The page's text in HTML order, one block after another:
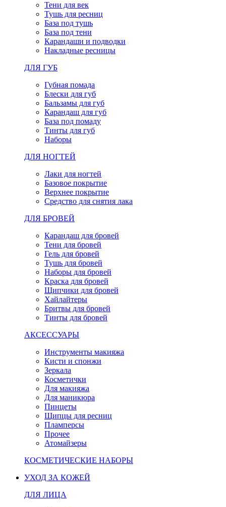
Тени для век
Тушь для ресниц
База под тушь
База под тени
Карандаши и подводки
Накладные ресницы
ДЛЯ ГУБ
Губная помада
Блески для губ
Бальзамы для губ
Карандаш для губ
База под помаду
Тинты для губ
Наборы
ДЛЯ НОГТЕЙ
Лаки для ногтей
Базовое покрытие
Верхнее покрытие
Средство для снятия лака
ДЛЯ БРОВЕЙ
Карандаш для бровей
Тени для бровей
Гель для бровей
Тушь для бровей
Наборы для бровей
Краска для бровей
Щипчики для бровей
Хайлайтеры
Бритвы для бровей
Тинты для бровей
АКСЕССУАРЫ
Инструменты макияжа
Кисти и спонжи
Зеркала
Косметички
Для макияжа
Для маникюра
Пинцеты
Щипцы для ресниц
Пламперсы
Прочее
Атомайзеры
КОСМЕТИЧЕСКИЕ НАБОРЫ
УХОД ЗА КОЖЕЙ
ДЛЯ ЛИЦА